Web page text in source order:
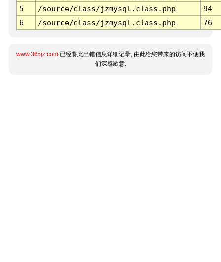
5
/source/class/jzmysql.class.php
94
6
/source/class/jzmysql.class.php 76
www.365jz.com 已经将此出错信息详细记录, 由此给您带来的访问不便我
们深感歉意.